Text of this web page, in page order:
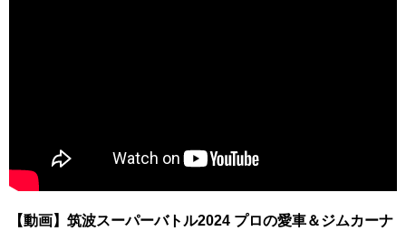
【動画】筑波スーパーバトル2024 プロの愛車＆ジムカーナ